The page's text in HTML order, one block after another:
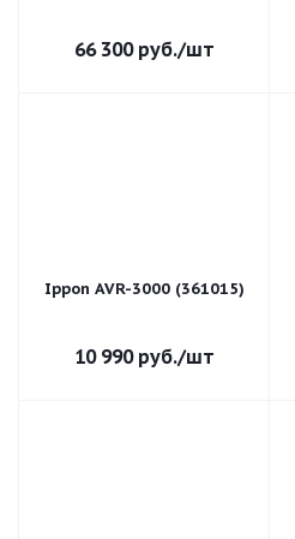
66 300руб./шт
Ippon AVR-3000 (361015)
10 990руб./шт